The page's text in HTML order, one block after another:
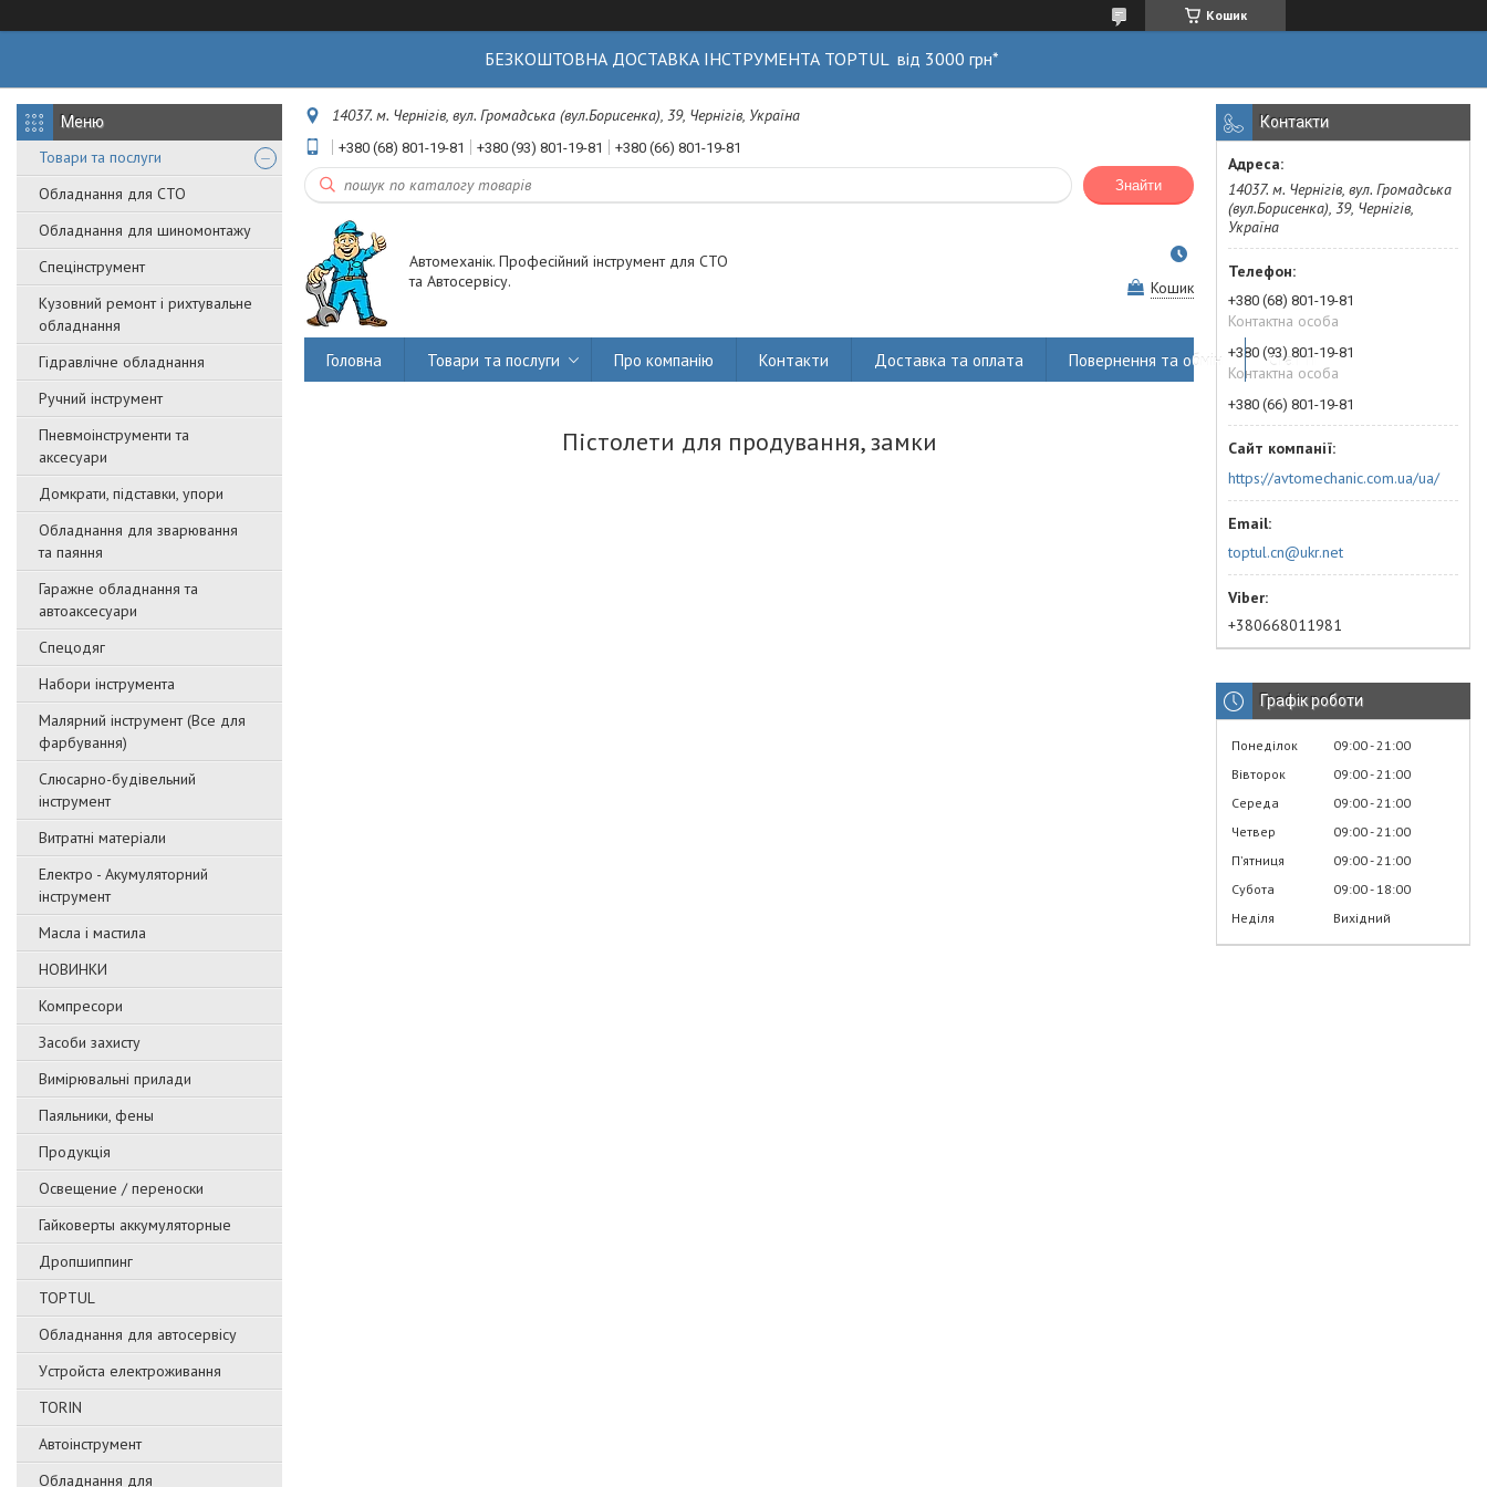
Кошик
БЕЗКОШТОВНА ДОСТАВКА ІНСТРУМЕНТА TOPTUL від 3000 грн*
Товари та послуги
Обладнання для СТО
Обладнання для шиномонтажу
Спецінструмент
Кузовний ремонт і рихтувальне
обладнання
Гідравлічне обладнання
Ручний інструмент
Пневмоінструменти та
аксесуари
Домкрати, підставки, упори
Обладнання для зварювання
та паяння
Гаражне обладнання та
автоаксесуари
Спецодяг
Набори інструмента
Малярний інструмент (Все для
фарбування)
Слюсарно-будівельний
інструмент
Витратні матеріали
Електро - Акумуляторний
інструмент
Масла і мастила
НОВИНКИ
Компресори
Засоби захисту
Вимірювальні прилади
Паяльники, фены
Продукція
Освещение / переноски
Гайковерты аккумуляторные
Дропшиппинг
TOPTUL
Обладнання для автосервісу
Уcтpoйстa елeктpoживання
TORIN
Автоінструмент
Обладнання для
14037. м. Чернігів, вул. Громадська (вул.Борисенка), 39, Чернігів, Україна
+380 (68) 801-19-81 +380 (93) 801-19-81 +380 (66) 801-19-81
Знайти
Автомеханік. Професійний інструмент для СТО
та Автосервісу.
Кошик
Головна Товари та послуги Про компанію Контакти Доставка та оплата Повернення та обмін Статті
Пістолети для продування, замки
Контакти
14037. м. Чернігів, вул. Громадська
(вул.Борисенка), 39, Чернігів,
Україна
+380 (68) 801-19-81
Контактна особа
+380 (93) 801-19-81
Контактна особа
+380 (66) 801-19-81
https://avtomechanic.com.ua/ua/
toptul.cn@ukr.net
+380668011981
Графік роботи
Понеділок 09:00 21:00
Вівторок
09:00 21:00
Середа
09:00 21:00
Четвер
09:00 21:00
Пʼятниця
09:00 21:00
Субота
09:00 18:00
Неділя
Вихідний